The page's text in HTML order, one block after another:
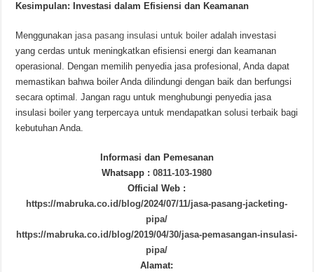
Kesimpulan: Investasi dalam Efisiensi dan Keamanan
Menggunakanjasa pasang insulasi untuk boiler adalah investasi
yang cerdas untuk meningkatkan efisiensi energi dan keamanan
operasional. Dengan memilih penyedia jasa profesional, Anda dapat
memastikan bahwa boiler Anda dilindungi dengan baik dan berfungsi
secara optimal. Jangan ragu untuk menghubungi penyedia jasa
insulasi boiler yang terpercaya untuk mendapatkan solusi terbaik bagi
kebutuhan Anda.
Informasi dan Pemesanan
Whatsapp :0811-103-1980
Official Web :
https://mabruka.co.id/blog/2024/07/11/jasa-pasang-jacketing-
pipa/
https://mabruka.co.id/blog/2019/04/30/jasa-pemasangan-insulasi-
pipa/
Alamat: